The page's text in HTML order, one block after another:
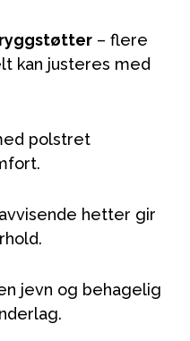
– flere
kan justeres med
polstret
hetter gir
jevn og behagelig